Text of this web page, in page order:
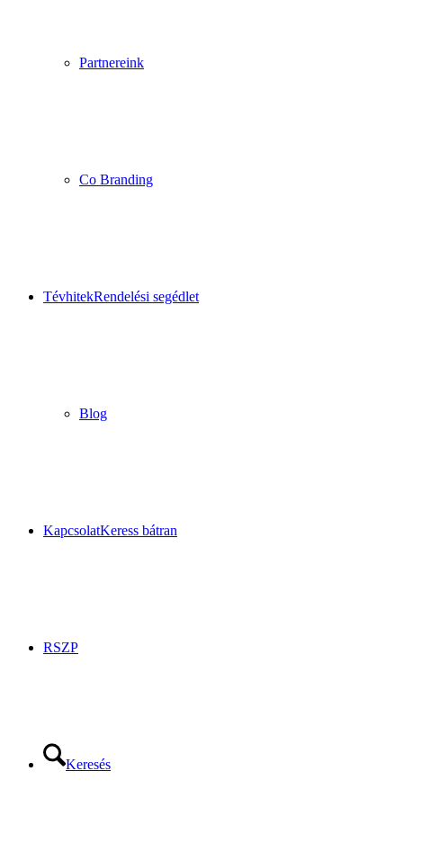
Partnereink
Co Branding
TévhitekRendelési segédlet
Blog
KapcsolatKeress bátran
RSZP
Keresés